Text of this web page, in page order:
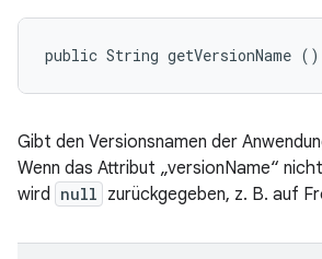
public String getVersionName ()
Gibt den Versionsnamen der
Wenn das Attribut „versionName“
wird null zurückgegeben, z. B. auf